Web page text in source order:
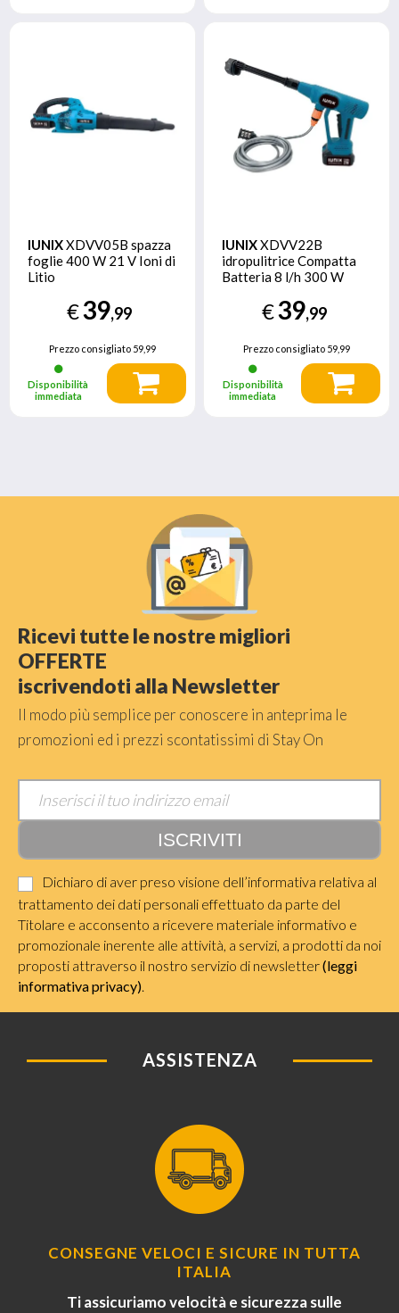
IUNIXXDVV05B spazza
foglie 400 W 21 V Ioni di
Litio
€39,99
Prezzo consigliato59,99
Disponibilità
immediata
IUNIXXDVV22B
idropulitrice Compatta
Batteria 8 l/h 300 W
€39,99
Prezzo consigliato 59,99
Disponibilità
immediata
Ricevi tutte le nostre migliori
OFFERTE
iscrivendoti alla Newsletter
Il modo più semplice per conoscere in anteprima le
promozioni ed i prezzi scontatissimi di Stay On
Dichiaro di aver preso visione dell’informativa relativa al
trattamento dei dati personali effettuato da parte del
Titolare e acconsento a ricevere materiale informativo e
promozionale inerente alle attività, a servizi, a prodotti da noi
proposti attraverso il nostro servizio di newsletter(leggi
informativa privacy).
ASSISTENZA
CONSEGNE VELOCI E SICURE IN TUTTA
ITALIA
Ti assicuriamo velocità e sicurezza sulle